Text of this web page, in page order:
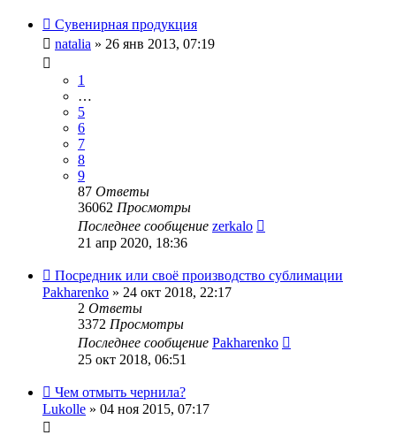
Сувенирная продукция
natalia » 26 янв 2013, 07:19
1
…
5
6
7
8
9
87 Ответы
36062 Просмотры
Последнее сообщение zerkalo
21 апр 2020, 18:36
Посредник или своё производство сублимации
Pakharenko » 24 окт 2018, 22:17
2 Ответы
3372 Просмотры
Последнее сообщение Pakharenko
25 окт 2018, 06:51
Чем отмыть чернила?
Lukolle » 04 ноя 2015, 07:17